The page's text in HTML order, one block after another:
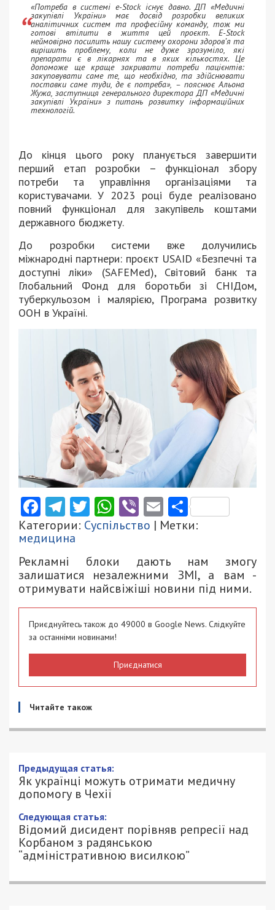
«Потреба в системі e-Stock існує давно. ДП «Медичні
закупівлі України» має досвід розробки великих
аналітичних систем та професійну команду, тож ми
готові втілити в життя цей проєкт. Е-Stock
неймовірно посилить нашу систему охорони здоров’я та
вирішить проблему, коли не дуже зрозуміло, які
препарати є в лікарнях та в яких кількостях. Це
допоможе ще краще закривати потреби пацієнтів:
закуповувати саме те, що необхідно, та здійснювати
поставки саме туди, де є потреба», – пояснює Альона
Жужа, заступниця генерального директора ДП «Медичні
закупівлі України» з питань розвитку інформаційних
технологій.
До кінця цього року планується завершити
перший етап розробки – функціонал збору
потреби та управління організаціями та
користувачами. У 2023 році буде реалізовано
повний функціонал для закупівель коштами
державного бюджету.
До розробки системи вже долучились
міжнародні партнери: проєкт USAID «Безпечні та
доступні ліки» (SAFEMed), Світовий банк та
Глобальний Фонд для боротьби зі СНІДом,
туберкульозом і малярією, Програма розвитку
ООН в Україні.
Facebook
Telegram
Twitter
WhatsApp
ViberEmail
Категории: Суспільство | Метки:
медицина
Рекламні блоки дають нам змогу
залишатися незалежними ЗМІ, а вам -
отримувати найсвіжіші новини під ними.
Приєднуйтесь також до 49000 в Google News. Слідкуйте
за останніми новинами!
Приєднатися
Читайте також
Як українці можуть отримати медичну
допомогу в Чехії
14/08/2022 - 10:00
ПЕТРО ЩУКІН - СПЕЦИАЛЬНО ДЛЯ
49000.COM.UA
1536
біженців ООН, майже 400 тис. українців виїхало у